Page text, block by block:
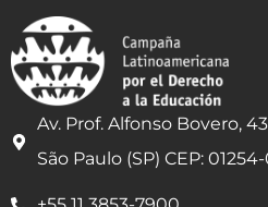
Av. Prof. Alfonso Bovero,
São Paulo (SP) CEP: